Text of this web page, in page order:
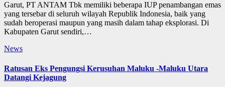
Garut, PT ANTAM Tbk memiliki beberapa IUP penambangan emas
yang tersebar di seluruh wilayah Republik Indonesia, baik yang
sudah beroperasi maupun yang masih dalam tahap eksplorasi. Di
Kabupaten Garut sendiri,…
News
Ratusan Eks Pengungsi Kerusuhan Maluku -Maluku Utara
Datangi Kejagung